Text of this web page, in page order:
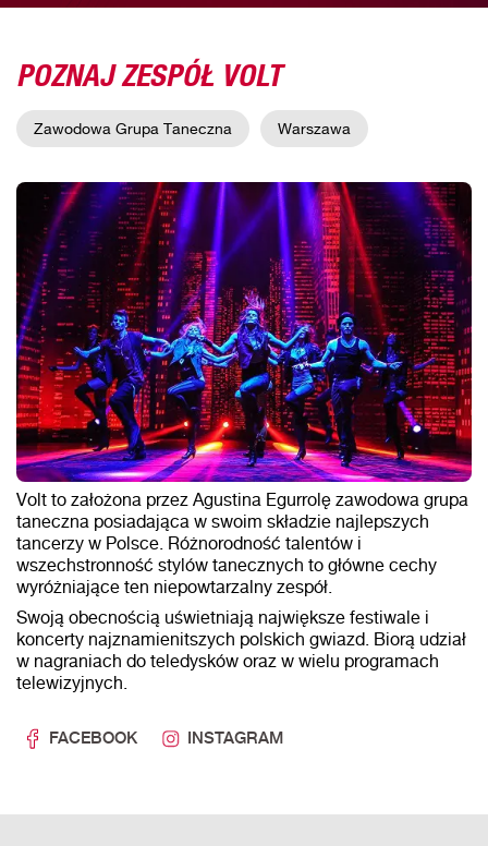
POZNAJ ZESPÓŁ VOLT
Zawodowa Grupa Taneczna Warszawa
Volt to założona przez Agustina Egurrolę zawodowa grupa
taneczna posiadająca w swoim składzie najlepszych
tancerzy w Polsce. Różnorodność talentów i
wszechstronność stylów tanecznych to główne cechy
wyróżniające ten niepowtarzalny zespół.
Swoją obecnością uświetniają największe festiwale i
koncerty najznamienitszych polskich gwiazd. Biorą udział
w nagraniach do teledysków oraz w wielu programach
telewizyjnych.
FACEBOOK INSTAGRAM